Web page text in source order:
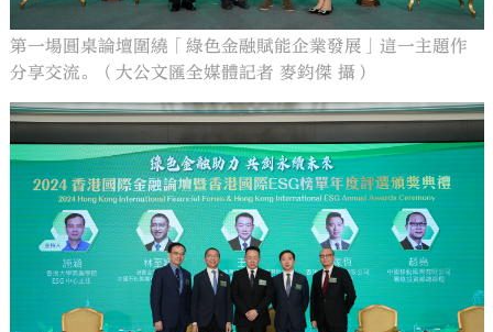
第一場圓桌論壇圍繞「綠色金融賦能企業發展」這一主題作
分享交流。（大公文匯全媒體記者 麥鈞傑 攝）